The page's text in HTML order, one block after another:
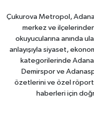
Çukurova Metropol,
merkez ve
okuyucularına anında
anlayışıyla siyaset,
kategorilerinde
Demirspor ve
özetlerini ve özel
haberleri için